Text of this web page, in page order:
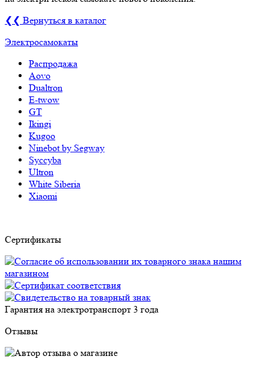
❮❮ Вернуться в каталог
Электросамокаты
Распродажа
Aovo
Dualtron
E-twow
GT
Ikingi
Kugoo
Ninebot by Segway
Syccyba
Ultron
White Siberia
Xiaomi
Сертификаты
Гарантия на электротранспорт 3 года
Отзывы